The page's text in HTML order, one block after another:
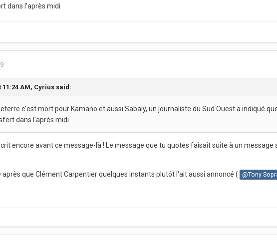
dans l'après midi
11:24 AM, Cyrius said:
c'est mort pour Kamano et aussi Sabaly, un journaliste du Sud Ouest a indiqué
dans l'après midi
encore avant ce message-là ! Le message que tu quotes faisait suite à un
que Clément Carpentier quelques instants plutôt l'ait aussi annoncé ( @Tony